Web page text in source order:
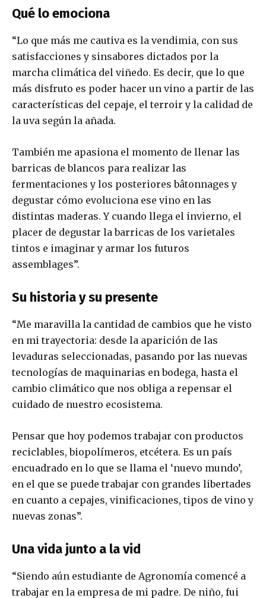
Qué lo emociona
“Lo que más me cautiva es la vendimia, con sus
satisfacciones y sinsabores dictados por la
marcha climática del viñedo. Es decir, que lo que
más disfruto es poder hacer un vino a partir de las
características del cepaje, el terroir y la calidad de
la uva según la añada.
También me apasiona el momento de llenar las
barricas de blancos para realizar las
fermentaciones y los posteriores bâtonnages y
degustar cómo evoluciona ese vino en las
distintas maderas. Y cuando llega el invierno, el
placer de degustar la barricas de los varietales
tintos e imaginar y armar los futuros
assemblages”.
Su historia y su presente
“Me maravilla la cantidad de cambios que he visto
en mi trayectoria: desde la aparición de las
levaduras seleccionadas, pasando por las nuevas
tecnologías de maquinarias en bodega, hasta el
cambio climático que nos obliga a repensar el
cuidado de nuestro ecosistema.
Pensar que hoy podemos trabajar con productos
reciclables, biopolímeros, etcétera. Es un país
encuadrado en lo que se llama el ‘nuevo mundo’,
en el que se puede trabajar con grandes libertades
en cuanto a cepajes, vinificaciones, tipos de vino y
nuevas zonas”.
Una vida junto a la vid
“Siendo aún estudiante de Agronomía comencé a
trabajar en la empresa de mi padre. De niño, fui